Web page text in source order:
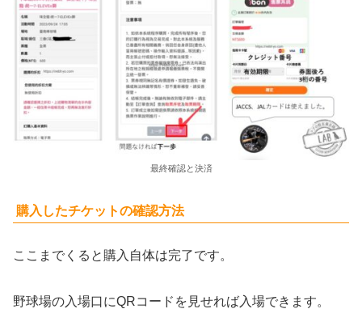
最終確認と決済
購入したチケットの確認方法
ここまでくると購入自体は完了です。
野球場の入場口にQRコードを見せれば入場できます。